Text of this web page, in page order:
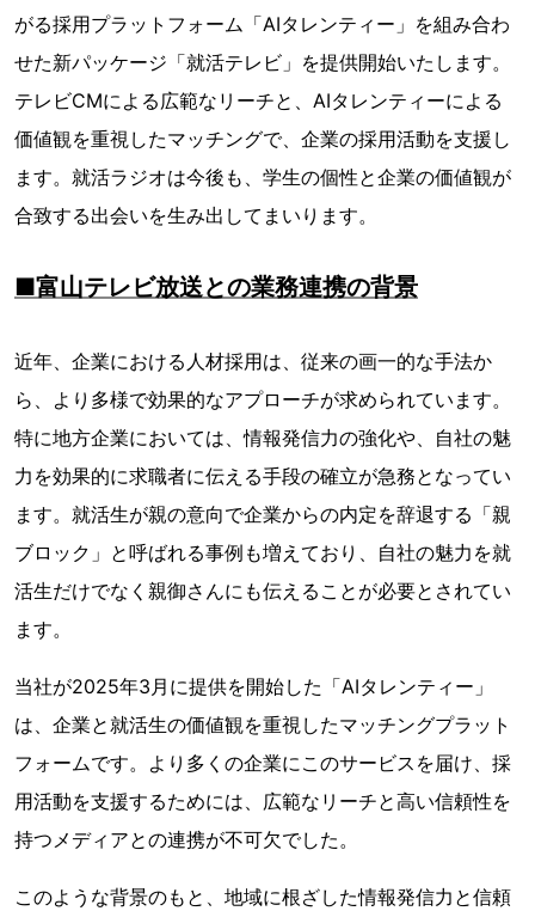
がる採用プラットフォーム「AIタレンティー」を組み合わ
せた新パッケージ「就活テレビ」を提供開始いたします。
テレビCMによる広範なリーチと、AIタレンティーによる
価値観を重視したマッチングで、企業の採用活動を支援し
ます。就活ラジオは今後も、学生の個性と企業の価値観が
合致する出会いを生み出してまいります。
■富山テレビ放送との業務連携の背景
近年、企業における人材採用は、従来の画一的な手法か
ら、より多様で効果的なアプローチが求められています。
特に地方企業においては、情報発信力の強化や、自社の魅
力を効果的に求職者に伝える手段の確立が急務となってい
ます。就活生が親の意向で企業からの内定を辞退する「親
ブロック」と呼ばれる事例も増えており、自社の魅力を就
活生だけでなく親御さんにも伝えることが必要とされてい
ます。
当社が2025年3月に提供を開始した「AIタレンティー」
は、企業と就活生の価値観を重視したマッチングプラット
フォームです。より多くの企業にこのサービスを届け、採
用活動を支援するためには、広範なリーチと高い信頼性を
持つメディアとの連携が不可欠でした。
このような背景のもと、地域に根ざした情報発信力と信頼